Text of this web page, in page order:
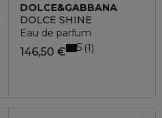
DOLCE&GABBANA
DOLCE SHINE
Eau de parfum
146,50 € 5 1